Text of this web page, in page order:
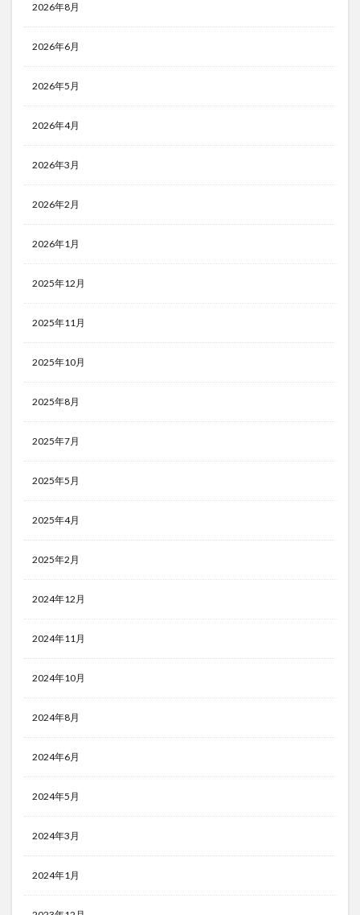
2026年8月
2026年6月
2026年5月
2026年4月
2026年3月
2026年2月
2026年1月
2025年12月
2025年11月
2025年10月
2025年8月
2025年7月
2025年5月
2025年4月
2025年2月
2024年12月
2024年11月
2024年10月
2024年8月
2024年6月
2024年5月
2024年3月
2024年1月